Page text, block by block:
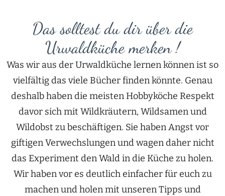
Das solltest du dir über die
Urwaldküche merken !
Was wir aus der Urwaldküche lernen können ist so
vielfältig das viele Bücher finden könnte. Genau
deshalb haben die meisten Hobbyköche Respekt
davor sich mit Wildkräutern, Wildsamen und
Wildobst zu beschäftigen. Sie haben Angst vor
giftigen Verwechslungen und wagen daher nicht
das Experiment den Wald in die Küche zu holen.
Wir haben vor es deutlich einfacher für euch zu
machen und holen mit unseren Tipps und